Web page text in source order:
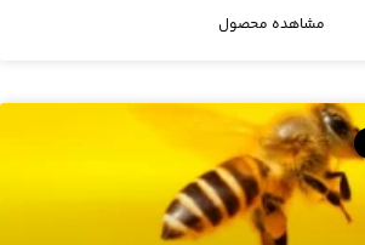
مشاهده محصول